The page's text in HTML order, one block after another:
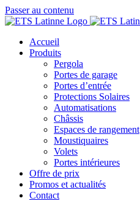
Passer au contenu
Accueil
Produits
Pergola
Portes de garage
Portes d’entrée
Protections Solaires
Automatisations
Châssis
Espaces de rangement
Moustiquaires
Volets
Portes intérieures
Offre de prix
Promos et actualités
Contact